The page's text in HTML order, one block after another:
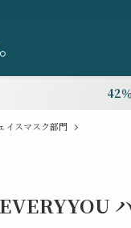
42
イスマスク部門
EVERYYOU